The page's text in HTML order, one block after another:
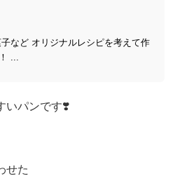
など オリジナルレシピを考えて作
...
いパンです❣️
せた